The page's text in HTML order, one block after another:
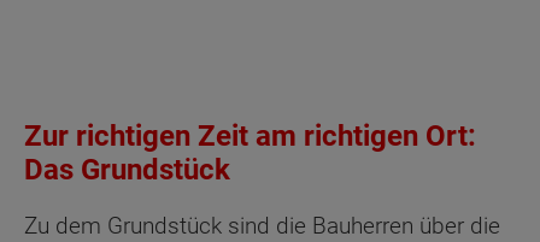
Zur richtigen Zeit am richtigen Ort:
Das Grundstück
Zu dem Grundstück sind die Bauherren über die